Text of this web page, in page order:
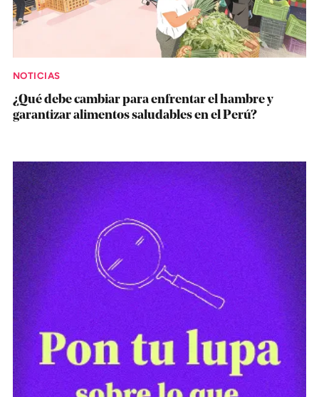
NOTICIAS
¿Qué debe cambiar para enfrentar el hambre y
garantizar alimentos saludables en el Perú?